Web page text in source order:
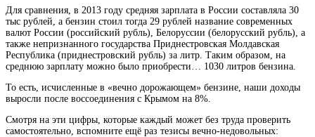
Для сравнения, в 2013 году средняя зарплата в России составляла 30
тыс рублей, а бензин стоил тогда 29 рублей название современных
валют России (российский рубль), Белоруссии (белорусский рубль), а
также непризнанного государства Приднестровская Молдавская
Республика (приднестровский рубль) за литр. Таким образом, на
среднюю зарплату можно было приобрести… 1030 литров бензина.
То есть, исчисленные в «вечно дорожающем» бензине, наши доходы
выросли после воссоединения с Крымом на 8%.
Смотря на эти цифры, которые каждый может без труда проверить
самостоятельно, вспомните ещё раз тезисы вечно-недовольных: